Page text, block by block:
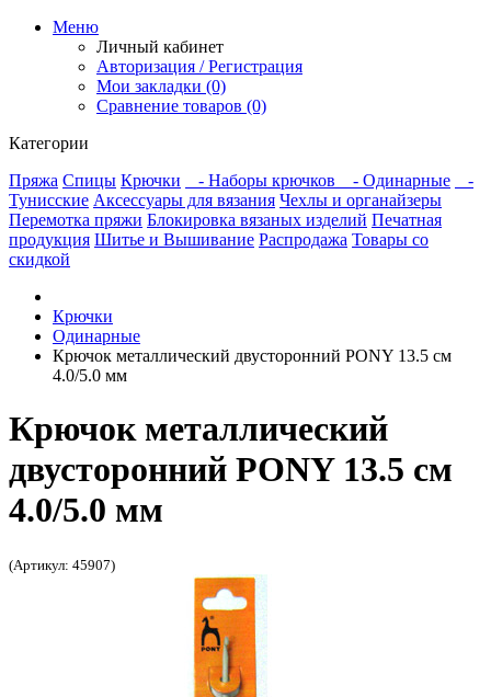
Меню
Личный кабинет
Авторизация / Регистрация
Мои закладки (0)
Сравнение товаров (0)
Категории
Пряжа Спицы Крючки - Наборы крючков - Одинарные
-
Тунисские Аксессуары для вязания Чехлы и органайзеры
Перемотка пряжи Блокировка вязаных изделий Печатная
продукция Шитье и Вышивание Распродажа Товары со
скидкой
Крючки
Одинарные
Крючок металлический двусторонний PONY 13.5 см
4.0/5.0 мм
Крючок металлический
двусторонний PONY 13.5 см
4.0/5.0 мм
(Артикул: 45907)